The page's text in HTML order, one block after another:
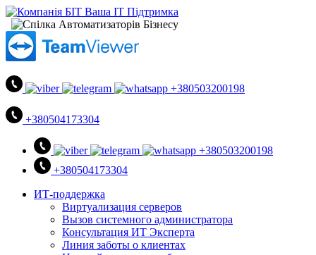
+380503200198
+380504173304
+380503200198
+380504173304
ИТ-поддержка
Виртуализация серверов
Вызов системного администратора
Консультация ИТ Эксперта
Линия заботы о клиентах